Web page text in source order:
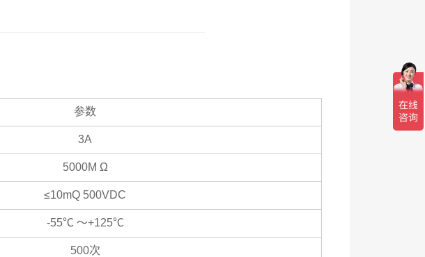
参数
3A
5000M Ω
≤10mQ 500VDC
-55℃ ～+125℃
500次